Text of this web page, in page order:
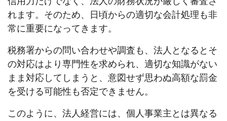
れます。そのため、日頃からの適切な会計処理も非
常に重要になってきます。
税務署からの問い合わせや調査も、法人となるとそ
の対応はより専門性を求められ、適切な知識がない
まま対応してしまうと、意図せず思わぬ高額な罰金
を受ける可能性も否定できません。
このように、法人経営には、個人事業主とは異なる